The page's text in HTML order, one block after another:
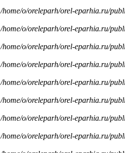
/home/o/oreleparh/orel-eparhia.ru/
/home/o/oreleparh/orel-eparhia.ru/
/home/o/oreleparh/orel-eparhia.ru/
/home/o/oreleparh/orel-eparhia.ru/
/home/o/oreleparh/orel-eparhia.ru/
/home/o/oreleparh/orel-eparhia.ru/
/home/o/oreleparh/orel-eparhia.ru/
/home/o/oreleparh/orel-eparhia.ru/